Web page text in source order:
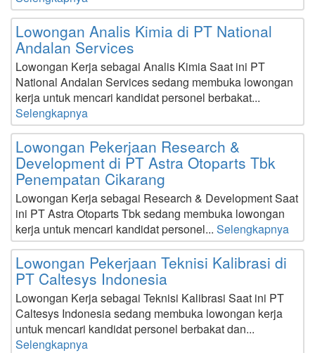
Lowongan Analis Kimia di PT National
Andalan Services
Lowongan Kerja sebagai Analis Kimia Saat ini PT
National Andalan Services sedang membuka lowongan
kerja untuk mencari kandidat personel berbakat...
Selengkapnya
Lowongan Pekerjaan Research &
Development di PT Astra Otoparts Tbk
Penempatan Cikarang
Lowongan Kerja sebagai Research & Development Saat
ini PT Astra Otoparts Tbk sedang membuka lowongan
kerja untuk mencari kandidat personel... Selengkapnya
Lowongan Pekerjaan Teknisi Kalibrasi di
PT Caltesys Indonesia
Lowongan Kerja sebagai Teknisi Kalibrasi Saat ini PT
Caltesys Indonesia sedang membuka lowongan kerja
untuk mencari kandidat personel berbakat dan...
Selengkapnya